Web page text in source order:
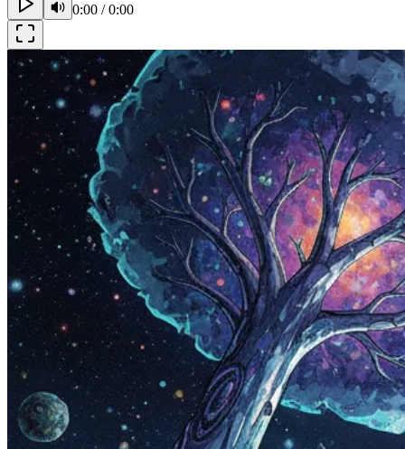
0:00 /0:00